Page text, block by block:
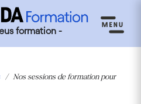
formation -
/ Nos sessions de formation pour